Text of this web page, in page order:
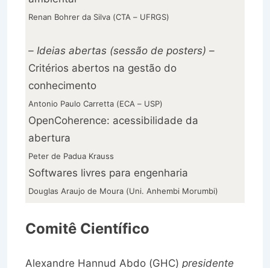
Renan Bohrer da Silva (CTA – UFRGS)
– Ideias abertas (sessão de posters) –
Critérios abertos na gestão do
conhecimento
Antonio Paulo Carretta (ECA – USP)
OpenCoherence: acessibilidade da
abertura
Peter de Padua Krauss
Softwares livres para engenharia
Douglas Araujo de Moura (Uni. Anhembi Morumbi)
Comitê Científico
Alexandre Hannud Abdo (GHC) presidente